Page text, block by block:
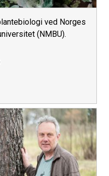
ved Norges
(NMBU).